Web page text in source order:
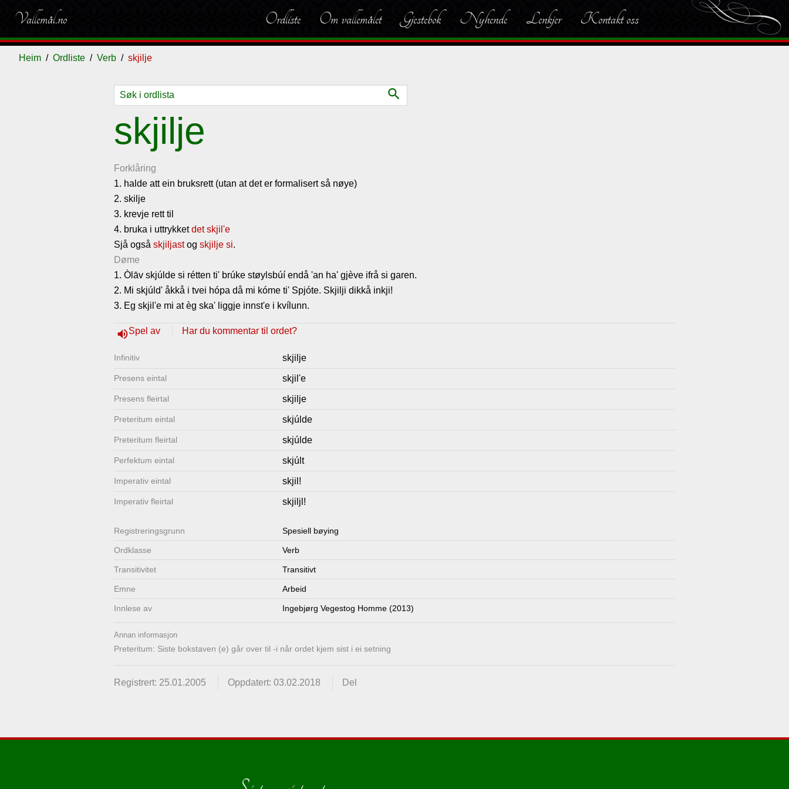
Vallemål.no Ordliste Om vallemålet Gjestebok Nyhende Lenkjer Kontakt oss
Heim Ordliste Verb skjilje
search
skjilje
Forklåring
1. halde att ein bruksrett (utan at det er formalisert så nøye)
2. skilje
3. krevje rett til
4. bruka i uttrykketdet skjil'e
Sjå også skjiljastog skjilje si.
Døme
1. Òlāv skjúlde si rétten ti' brúke støylsbúí endå 'an ha' gjève ifrå si garen.
2. Mi skjúld' åkkå i tvei hópa då mi kóme ti' Spjóte. Skjilji dikkå inkji!
3. Eg skjil'e mi at èg ska' liggje innst'e i kvílunn.
volume_upSpel av Har du kommentar til ordet?
Infinitiv skjilje
Presens eintal skjil'e
Presens fleirtal skjilje
Preteritum eintal skjúlde
Preteritum fleirtal skjúlde
Perfektum eintal skjúlt
Imperativ eintal skjil!
Imperativ fleirtal skjiljl!
Registrerings­grunn Spesiell bøying
Ordklasse Verb
Transitivitet Transitivt
Emne Arbeid
Innlese av Ingebjørg Vegestog Homme (2013)
Annan informasjon
Preteritum: Siste bokstaven (e) går over til -i når ordet kjem sist i ei setning
Registrert: 25.01.2005 Oppdatert: 03.02.2018 Del